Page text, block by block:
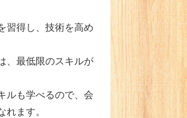
習得し、技術を高め
、最低限のスキルが
ルも学べるので、会
れます。